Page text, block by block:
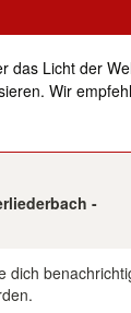
das Licht der
Wir
-
dich